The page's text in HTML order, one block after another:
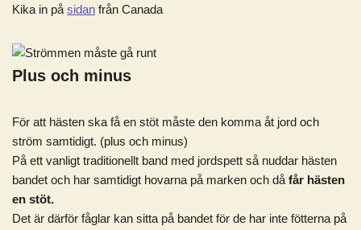
Kika in på sidan från Canada
Plus och minus
För att hästen ska få en stöt måste den komma åt jord och
ström samtidigt. (plus och minus)
På ett vanligt traditionellt band med jordspett så nuddar hästen
bandet och har samtidigt hovarna på marken och då får hästen
en stöt.
Det är därför fåglar kan sitta på bandet för de har inte fötterna på